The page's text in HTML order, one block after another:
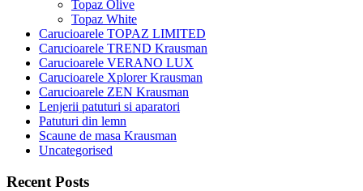
Topaz Olive
Topaz White
Carucioarele TOPAZ LIMITED
Carucioarele TREND Krausman
Carucioarele VERANO LUX
Carucioarele Xplorer Krausman
Carucioarele ZEN Krausman
Lenjerii patuturi si aparatori
Patuturi din lemn
Scaune de masa Krausman
Uncategorised
Recent Posts